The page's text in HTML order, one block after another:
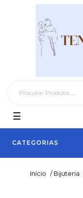
CATEGORIAS
Toggle
navigation
☰
Início / Bijuteria